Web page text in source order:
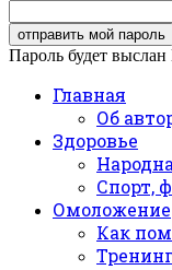
Пароль будет
Главная
Об
Здоровье
Спорт,
Омоложение
Как